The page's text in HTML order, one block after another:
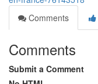
Comments
Comments
Submit a Comment